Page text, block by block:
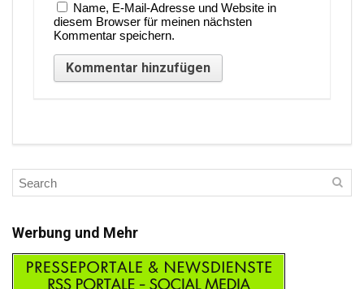
Name, E-Mail-Adresse und Website in
diesem Browser für meinen nächsten
Kommentar speichern.
Werbung und Mehr